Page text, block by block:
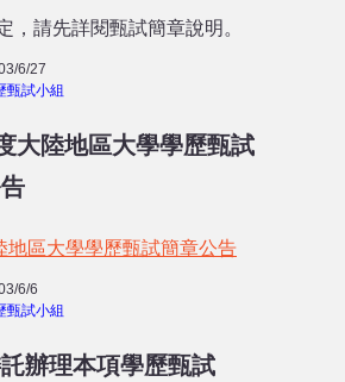
，請先詳閱甄試簡章說明。
6/27
甄試小組
大陸地區大學學歷甄試
地區大學學歷甄試簡章公告
6/6
甄試小組
辦理本項學歷甄試